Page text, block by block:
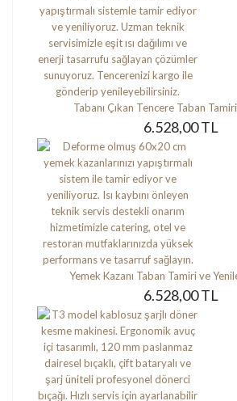
Tabanı Çıkan Tencere Taban
6.528,00 TL
Yemek Kazanı Taban Tamiri ve
6.528,00 TL